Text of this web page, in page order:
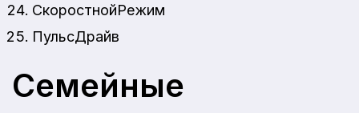
СкоростнойРежим
ПульсДрайв
Семейные